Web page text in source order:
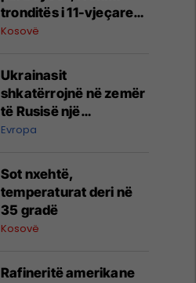
tronditës i 11-vjeçares
për Masakrën e
Kosovë
Ukrainasit
shkatërrojnë në zemër
të Rusisë një
bombardues strategjik
dollarë
Evropa
Sot nxehtë,
temperaturat deri në
35 gradë
Kosovë
Rafineritë amerikane